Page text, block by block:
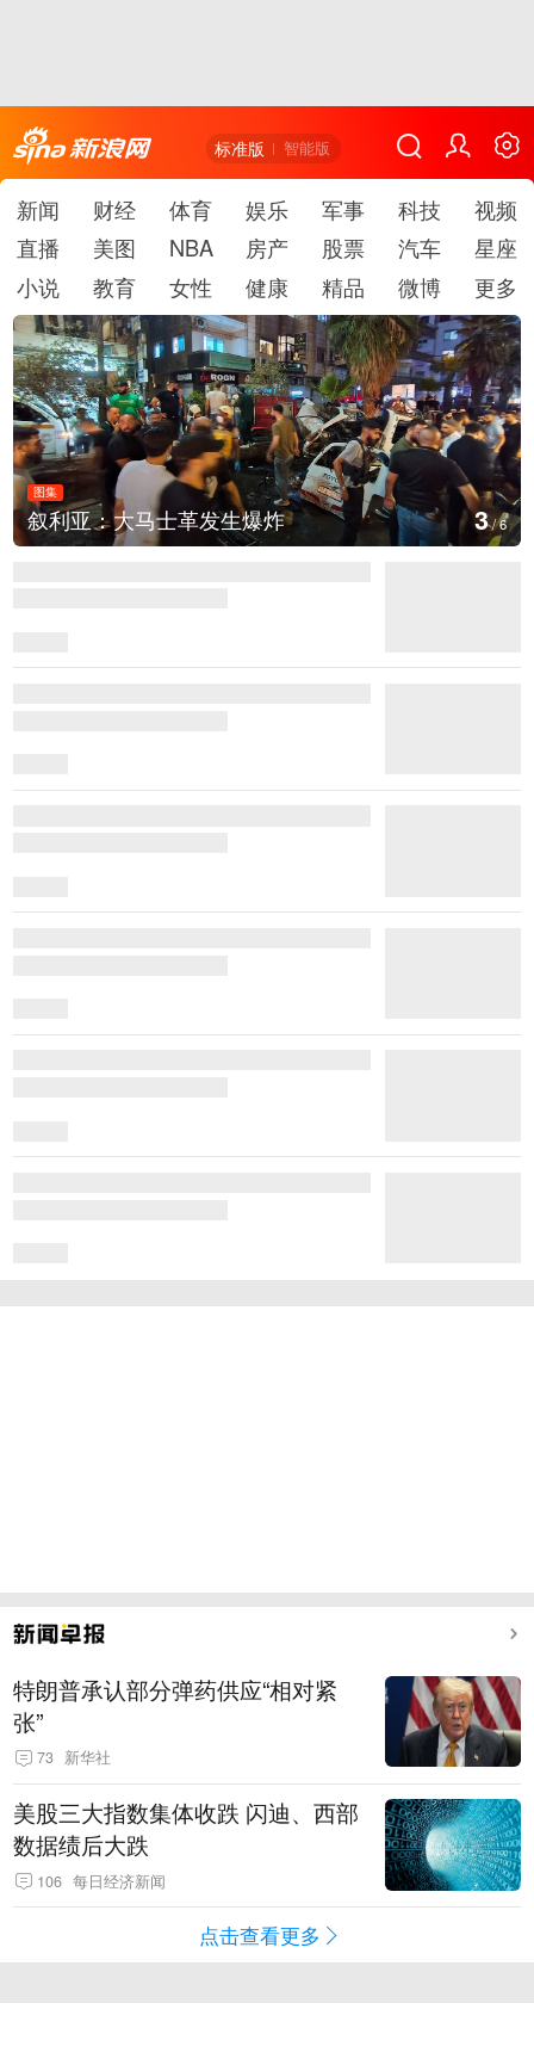
标准版 智能版
新闻 财经 体育 娱乐 军事 科技
视频
直播
美图 NBA 房产 股票 汽车
星座
小说
教育 女性 健康 精品 微博 更多
图集
云南弥勒：欢庆火把节 4/6
特朗普承认部分弹药供应“相对紧
张”
73 新华社
美股三大指数集体收跌 闪迪、西部
数据绩后大跌
106 每日经济新闻
点击查看更多